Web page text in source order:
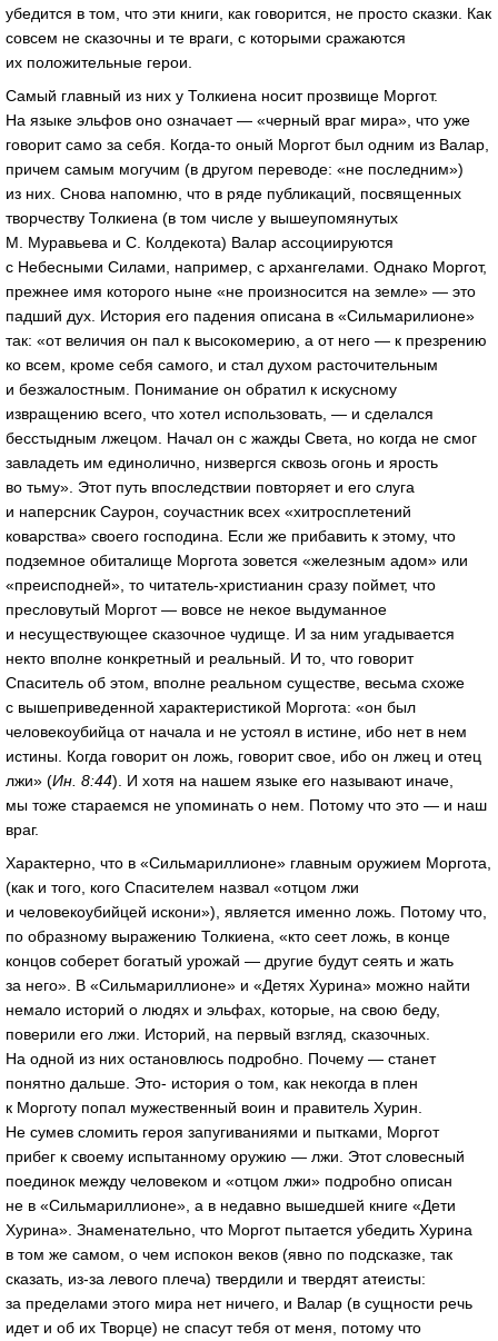
убедится в том, что эти книги, как говорится, не просто сказки. Как
совсем не сказочны и те враги, с которыми сражаются
их положительные герои.
Самый главный из них у Толкиена носит прозвище Моргот.
На языке эльфов оно означает — «черный враг мира», что уже
говорит само за себя. Когда-то оный Моргот был одним из Валар,
причем самым могучим (в другом переводе: «не последним»)
из них. Снова напомню, что в ряде публикаций, посвященных
творчеству Толкиена (в том числе у вышеупомянутых
М. Муравьева и С. Колдекота) Валар ассоциируются
с Небесными Силами, например, с архангелами. Однако Моргот,
прежнее имя которого ныне «не произносится на земле» — это
падший дух. История его падения описана в «Сильмарилионе»
так: «от величия он пал к высокомерию, а от него — к презрению
ко всем, кроме себя самого, и стал духом расточительным
и безжалостным. Понимание он обратил к искусному
извращению всего, что хотел использовать, — и сделался
бесстыдным лжецом. Начал он с жажды Света, но когда не смог
завладеть им единолично, низвергся сквозь огонь и ярость
во тьму». Этот путь впоследствии повторяет и его слуга
и наперсник Саурон, соучастник всех «хитросплетений
коварства» своего господина. Если же прибавить к этому, что
подземное обиталище Моргота зовется «железным адом» или
«преисподней», то читатель-христианин сразу поймет, что
пресловутый Моргот — вовсе не некое выдуманное
и несуществующее сказочное чудище. И за ним угадывается
некто вполне конкретный и реальный. И то, что говорит
Спаситель об этом, вполне реальном существе, весьма схоже
с вышеприведенной характеристикой Моргота: «он был
человекоубийца от начала и не устоял в истине, ибо нет в нем
истины. Когда говорит он ложь, говорит свое, ибо он лжец и отец
лжи» (Ин. 8:44). И хотя на нашем языке его называют иначе,
мы тоже стараемся не упоминать о нем. Потому что это — и наш
враг.
Характерно, что в «Сильмариллионе» главным оружием Моргота,
(как и того, кого Спасителем назвал «отцом лжи
и человекоубийцей искони»), является именно ложь. Потому что,
по образному выражению Толкиена, «кто сеет ложь, в конце
концов соберет богатый урожай — другие будут сеять и жать
за него». В «Сильмариллионе» и «Детях Хурина» можно найти
немало историй о людях и эльфах, которые, на свою беду,
поверили его лжи. Историй, на первый взгляд, сказочных.
На одной из них остановлюсь подробно. Почему — станет
понятно дальше. Это- история о том, как некогда в плен
к Морготу попал мужественный воин и правитель Хурин.
Не сумев сломить героя запугиваниями и пытками, Моргот
прибег к своему испытанному оружию — лжи. Этот словесный
поединок между человеком и «отцом лжи» подробно описан
не в «Сильмариллионе», а в недавно вышедшей книге «Дети
Хурина». Знаменательно, что Моргот пытается убедить Хурина
в том же самом, о чем испокон веков (явно по подсказке, так
сказать, из-за левого плеча) твердили и твердят атеисты:
за пределами этого мира нет ничего, и Валар (в сущности речь
идет и об их Творце) не спасут тебя от меня, потому что